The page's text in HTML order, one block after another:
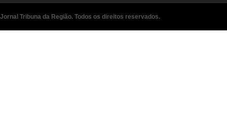
Jornal Tribuna da Região. Todos os direitos reservados.